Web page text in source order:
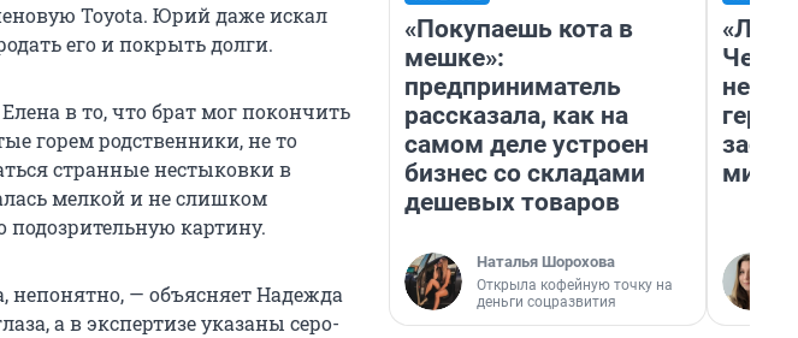
Toyota. Юрий даже искал
его и покрыть долги.
в то, что брат мог покончить
горем родственники, не то
странные нестыковки в
мелкой и не слишком
подозрительную картину.
непонятно, — объясняет Надежда
а в экспертизе указаны серо-
«Покупаешь кота в
мешке»:
предприниматель
рассказала, как на
самом деле устроен
бизнес со складами
дешевых товаров
Наталья Шорохова
Открыла кофейную точку на
деньги соцразвития
Чем
герои